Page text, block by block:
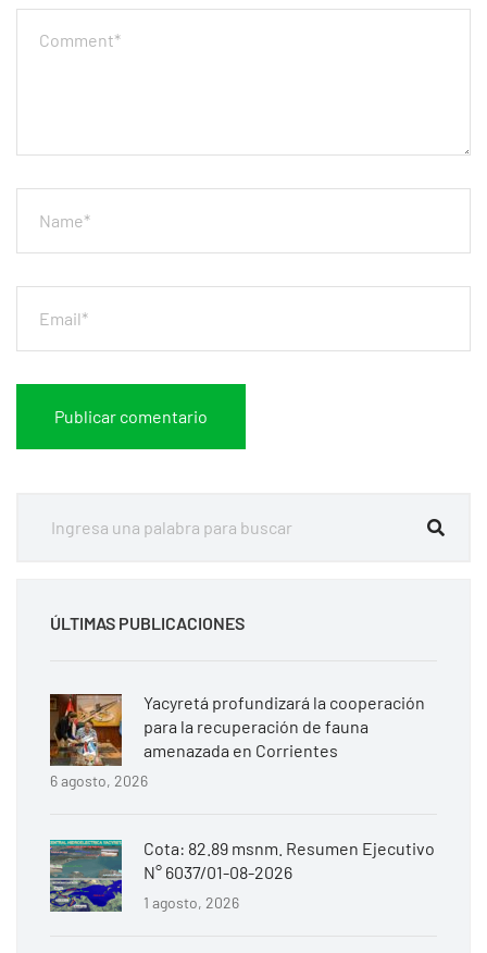
ÚLTIMAS PUBLICACIONES
Yacyretá profundizará la cooperación
para la recuperación de fauna
amenazada en Corrientes
6 agosto, 2026
Cota: 82.89 msnm. Resumen Ejecutivo
N° 6037/01-08-2026
1 agosto, 2026